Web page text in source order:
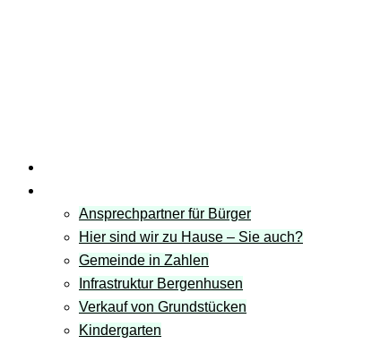
Ansprechpartner für Bürger
Hier sind wir zu Hause – Sie auch?
Gemeinde in Zahlen
Infrastruktur Bergenhusen
Verkauf von Grundstücken
Kindergarten